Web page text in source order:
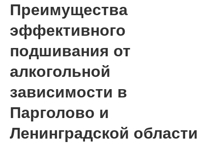
Преимущества
эффективного
подшивания от
алкогольной
зависимости в
Парголово и
Ленинградской области